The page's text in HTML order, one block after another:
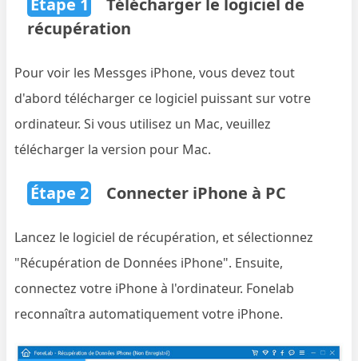
récupération
Pour voir les Messges iPhone, vous devez tout
d'abord télécharger ce logiciel puissant sur votre
ordinateur. Si vous utilisez un Mac, veuillez
télécharger la version pour Mac.
Étape 2 Connecter iPhone à PC
Lancez le logiciel de récupération, et sélectionnez
"Récupération de Données iPhone". Ensuite,
connectez votre iPhone à l'ordinateur. Fonelab
reconnaîtra automatiquement votre iPhone.